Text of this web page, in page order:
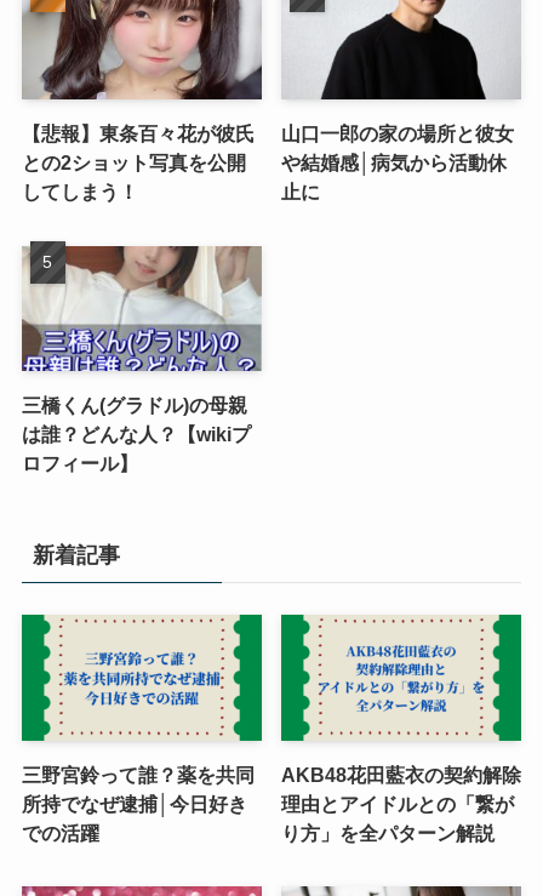
【悲報】東条百々花が彼氏
との2ショット写真を公開
してしまう！
山口一郎の家の場所と彼女
や結婚感│病気から活動休
止に
三橋くん(グラドル)の母親
は誰？どんな人？【wikiプ
ロフィール】
新着記事
三野宮鈴って誰？薬を共同
所持でなぜ逮捕│今日好き
での活躍
AKB48花田藍衣の契約解除
理由とアイドルとの「繋が
り方」を全パターン解説